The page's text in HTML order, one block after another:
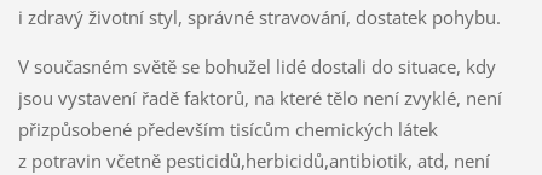
i zdravý životní styl, správné stravování, dostatek pohybu.
V současném světě se bohužel lidé dostali do situace, kdy
jsou vystavení řadě faktorů, na které tělo není zvyklé, není
přizpůsobené především tisícům chemických látek
z potravin včetně pesticidů,herbicidů,antibiotik, atd, není